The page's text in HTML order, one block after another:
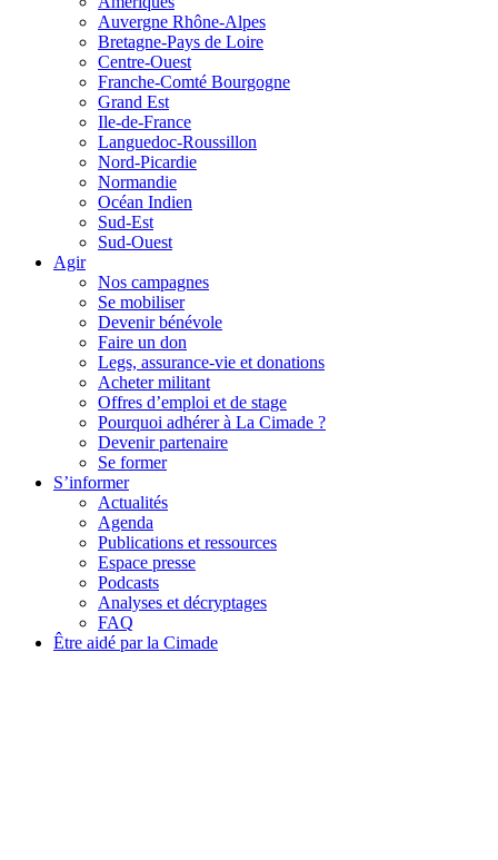
Auvergne Rhône-Alpes
Bretagne-Pays de Loire
Centre-Ouest
Franche-Comté Bourgogne
Grand Est
Ile-de-France
Languedoc-Roussillon
Nord-Picardie
Normandie
Océan Indien
Sud-Est
Sud-Ouest
Agir
Nos campagnes
Se mobiliser
Devenir bénévole
Faire un don
Legs, assurance-vie et donations
Acheter militant
Offres d’emploi et de stage
Pourquoi adhérer à La Cimade ?
Devenir partenaire
Se former
S’informer
Actualités
Agenda
Publications et ressources
Espace presse
Podcasts
Analyses et décryptages
FAQ
Être aidé par la Cimade